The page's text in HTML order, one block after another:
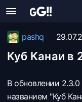
pashq
Куб Канаи в
В обновлении
названием "Куб